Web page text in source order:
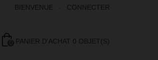
BIENVENUE CONNECTER
PANIER D'ACHAT 0 OBJET(S)